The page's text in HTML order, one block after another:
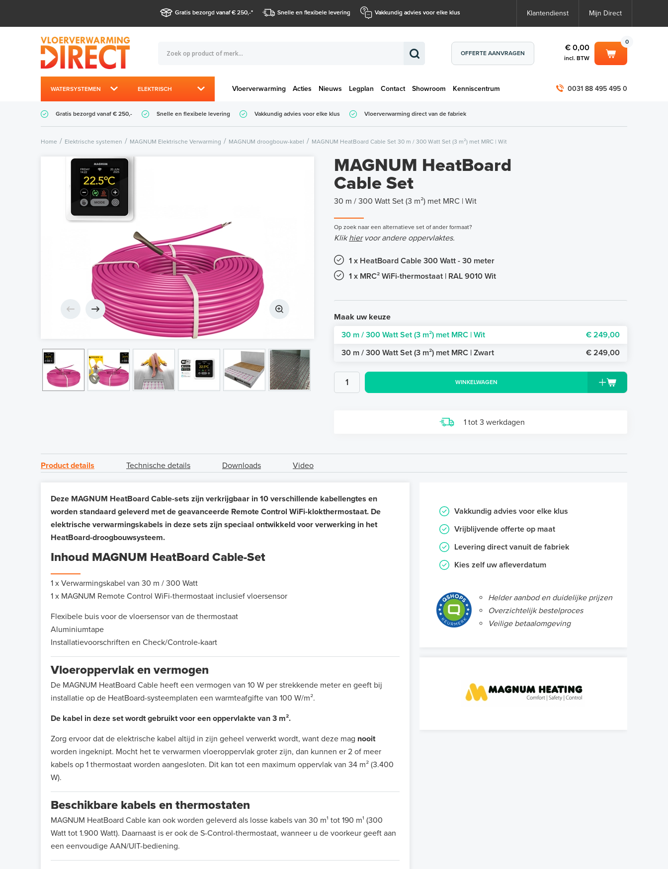
Gratis bezorgd vanaf € 250,-* Snelle en flexibele levering Vakkundig advies voor elke klus Klantendienst Mijn Direct
OFFERTE AANVRAGEN
0
€ 0,00
incl. BTW
WATERSYSTEMEN ELEKTRISCH Vloerverwarming Acties Nieuws Legplan Contact Showroom Kenniscentrum
€ 0,00
Totaalbedrag (incl. BTW) € 0,00
0031 88 495 495 0
Gratis bezorgd vanaf € 250,- Snelle en flexibele levering Vakkundig advies voor elke klus Vloerverwarming direct van de fabriek
Home Elektrische systemen MAGNUM Elektrische Verwarming MAGNUM droogbouw-kabel MAGNUM HeatBoard Cable Set 30 m / 300 Watt Set (3 m²) met MRC | Wit
MAGNUM HeatBoard
Cable Set
30 m / 300 Watt Set (3 m²) met MRC | Wit
Op zoek naar een alternatieve set of ander formaat?
Klikhiervoor andere oppervlaktes.
1 x HeatBoard Cable 300 Watt - 30 meter
1 x MRC² WiFi-thermostaat | RAL 9010 Wit
Maak uw keuze
30 m / 300 Watt Set (3 m²) met MRC | Wit
€ 249,00
30 m / 300 Watt Set (3 m²) met MRC | Zwart
€ 249,00
WINKELWAGEN
1 tot 3 werkdagen
Product details Technische details Downloads Video
Deze MAGNUM HeatBoard Cable-sets zijn verkrijgbaar in 10 verschillende kabellengtes en
worden standaard geleverd met de geavanceerde Remote Control WiFi-klokthermostaat. De
elektrische verwarmingskabels in deze sets zijn speciaal ontwikkeld voor verwerking in het
HeatBoard-droogbouwsysteem.
Inhoud MAGNUM HeatBoard Cable-Set
1 x Verwarmingskabel van 30 m / 300 Watt
1 x MAGNUM Remote Control WiFi-thermostaat inclusief vloersensor
Flexibele buis voor de vloersensor van de thermostaat
Aluminiumtape
Installatievoorschriften en Check/Controle-kaart
Vloeroppervlak en vermogen
De MAGNUM HeatBoard Cable heeft een vermogen van 10 W per strekkende meter en geeft bij
installatie op de HeatBoard-systeemplaten een warmteafgifte van 100 W/m².
De kabel in deze set wordt gebruikt voor een oppervlakte van 3 m².
Zorg ervoor dat de elektrische kabel altijd in zijn geheel verwerkt wordt, want deze mag nooit
worden ingeknipt. Mocht het te verwarmen vloeroppervlak groter zijn, dan kunnen er 2 of meer
kabels op 1 thermostaat worden aangesloten. Dit kan tot een maximum oppervlak van 34 m² (3.400
W).
Beschikbare kabels en thermostaten
MAGNUM HeatBoard Cable kan ook worden geleverd als losse kabels van 30 m¹ tot 190 m¹ (300
Watt tot 1.900 Watt). Daarnaast is er ook de S-Control-thermostaat, wanneer u de voorkeur geeft aan
een eenvoudige AAN/UIT-bediening.
Vakkundig advies voor elke klus
Vrijblijvende offerte op maat
Levering direct vanuit de fabriek
Kies zelf uw afleverdatum
Helder aanbod en duidelijke prijzen
Overzichtelijk bestelproces
Veilige betaalomgeving